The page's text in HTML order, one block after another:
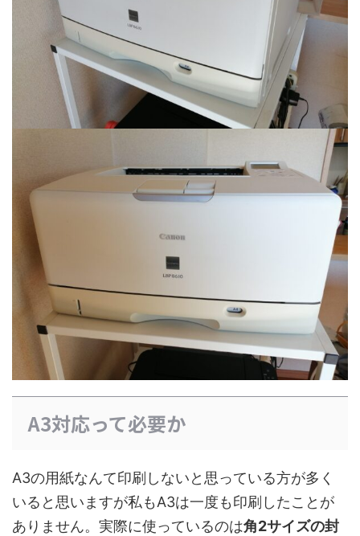
A3対応って必要か
A3の用紙なんて印刷しないと思っている方が多く
いると思いますが私もA3は一度も印刷したことが
ありません。実際に使っているのは角2サイズの封